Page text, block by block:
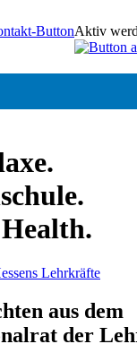
Aktiv
Lehrkräfte
aus dem
der